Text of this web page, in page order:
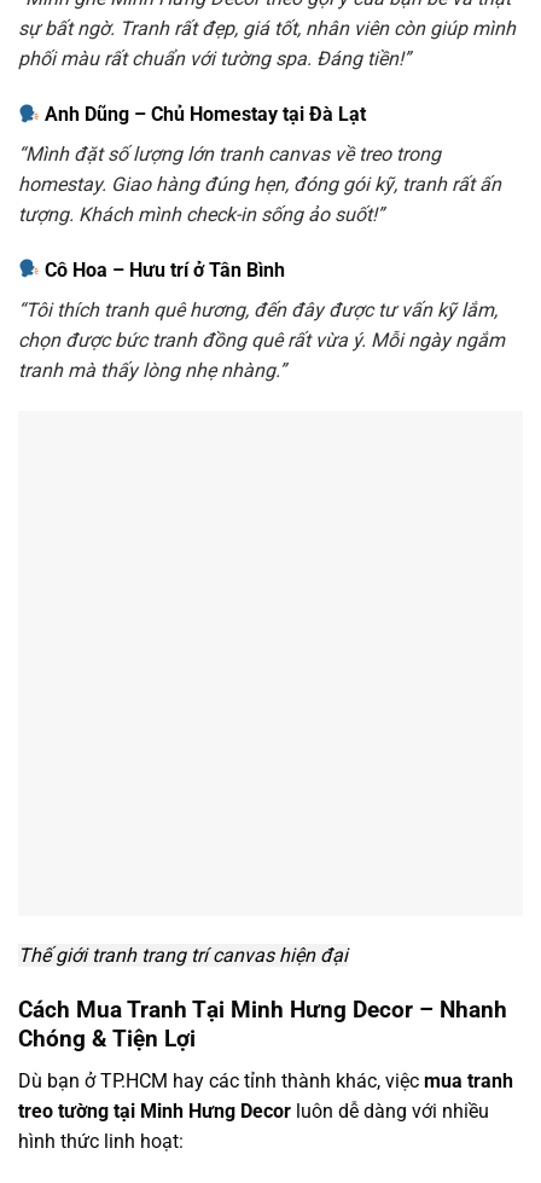
sự bất ngờ. Tranh rất đẹp, giá tốt, nhân viên còn giúp mình
phối màu rất chuẩn với tường spa. Đáng tiền!”
Anh Dũng – Chủ Homestay tại Đà Lạt
“Mình đặt số lượng lớn tranh canvas về treo trong
homestay. Giao hàng đúng hẹn, đóng gói kỹ, tranh rất ấn
tượng. Khách mình check-in sống ảo suốt!”
Cô Hoa – Hưu trí ở Tân Bình
“Tôi thích tranh quê hương, đến đây được tư vấn kỹ lắm,
chọn được bức tranh đồng quê rất vừa ý. Mỗi ngày ngắm
tranh mà thấy lòng nhẹ nhàng.”
Thế giới tranh trang trí canvas hiện đại
Cách Mua Tranh Tại Minh Hưng Decor – Nhanh
Chóng & Tiện Lợi
Dù bạn ở TP.HCM hay các tỉnh thành khác, việc mua tranh
treo tường tại Minh Hưng Decor luôn dễ dàng với nhiều
hình thức linh hoạt: